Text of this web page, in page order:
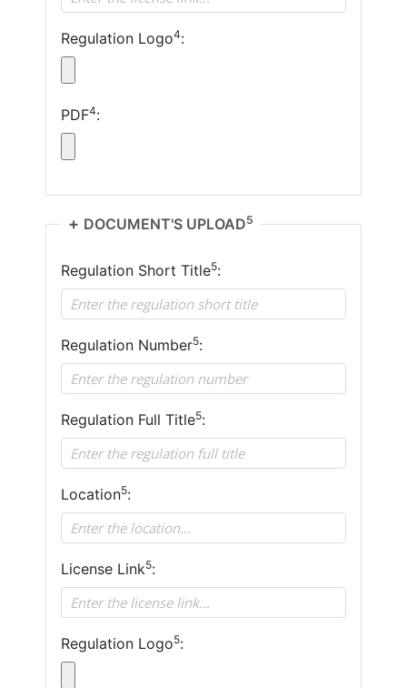
Regulation Logo4:
PDF4:
DOCUMENT'S UPLOAD5
Regulation Short Title5:
Regulation Number5:
Regulation Full Title5:
Location5:
License Link5:
Regulation Logo5: